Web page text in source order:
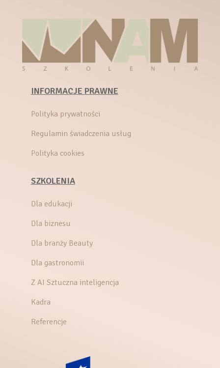
INFORMACJE PRAWNE
Polityka prywatności
Regulamin świadczenia usług
Polityka cookies
SZKOLENIA
Dla edukacji
Dla biznesu
Dla branży Beauty
Dla gastronomii
Z AI Sztuczna inteligencja
Kadra
Referencje